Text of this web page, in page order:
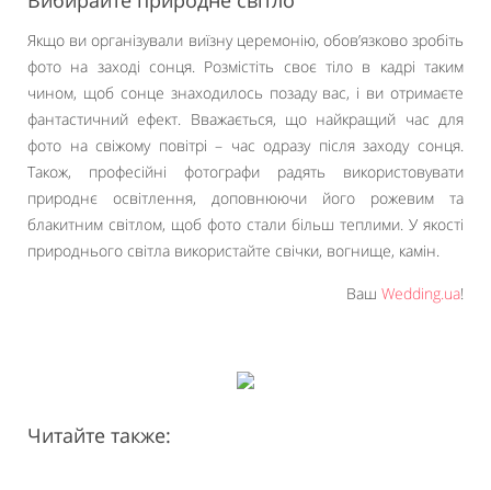
Якщо ви організували виїзну церемонію, обов’язково зробіть
фото на заході сонця. Розмістіть своє тіло в кадрі таким
чином, щоб сонце знаходилось позаду вас, і ви отримаєте
фантастичний ефект. Вважається, що найкращий час для
фото на свіжому повітрі – час одразу після заходу сонця.
Також, професійні фотографи радять використовувати
природнє освітлення, доповнюючи його рожевим та
блакитним світлом, щоб фото стали більш теплими. У якості
природнього світла використайте свічки, вогнище, камін.
Ваш Wedding.ua!
Читайте также: